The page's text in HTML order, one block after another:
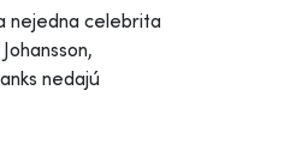
nejedna celebrita
nedajú